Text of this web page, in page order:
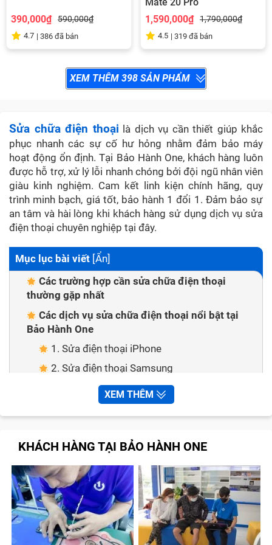
390,000₫ 590,000₫
4.7 | 386 đã bán
1,590,000₫
1,790,000₫
4.5 | 319 đã bán
XEM THÊM 398 SẢN PHẨM
Sửa chữa điện thoại là dịch vụ cần thiết giúp khắc
phục nhanh các sự cố hư hỏng nhằm đảm bảo máy
hoạt động ổn định. Tại Bảo Hành One, khách hàng luôn
được hỗ trợ, xử lý lỗi nhanh chóng bởi đội ngũ nhân viên
giàu kinh nghiệm. Cam kết linh kiện chính hãng, quy
trình minh bạch, giá tốt, bảo hành 1 đổi 1. Đảm bảo sự
an tâm và hài lòng khi khách hàng sử dụng dịch vụ sửa
điện thoại chuyên nghiệp tại đây.
Mục lục bài viết [Ẩn]
Các trường hợp cần sửa chữa điện thoại
thường gặp nhất
Các dịch vụ sửa chữa điện thoại nổi bật tại
Bảo Hành One
1. Sửa điện thoại iPhone
2. Sửa điện thoại Samsung
3. Sửa điện thoại Xiaomi
4. Sửa điện thoại Oppo
6. Sửa điện thoại Vivo
7. Sửa điện thoại Vsmart
8. Sửa điện thoại Sony
9. Sửa điện thoại HTC
Bảo Hành One – Nơi sửa chữa điện thoại chất
lượng, chuyên nghiệp
XEM THÊM
KHÁCH HÀNG TẠI BẢO HÀNH ONE